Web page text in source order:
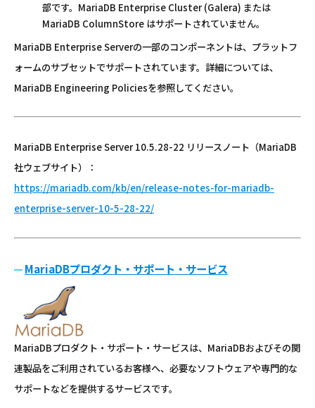
部です。MariaDB Enterprise Cluster (Galera) または
MariaDB ColumnStore はサポートされていません。
MariaDB Enterprise Serverの一部のコンポーネントは、プラットフ
ォームのサブセットでサポートされています。詳細については、
MariaDB Engineering Policiesを参照してください。
MariaDB Enterprise Server 10.5.28-22 リリースノート（MariaDB
社ウェブサイト）：
https://mariadb.com/kb/en/release-notes-for-mariadb-
enterprise-server-10-5-28-22/
MariaDBプロダクト・サポート・サービス
MariaDBプロダクト・サポート・サービスは、MariaDBおよびその関
連製品をご利用されているお客様へ、必要なソフトウェアや専門的な
サポートなどを提供するサービスです。